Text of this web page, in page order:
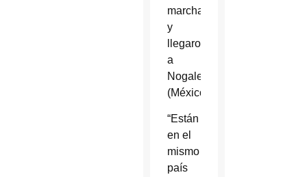
marcharon
y
llegaron
a
Nogales
(México).
“Están
en el
mismo
país